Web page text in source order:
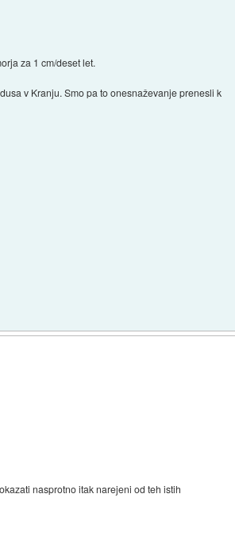
za 1 cm/deset let.
v Kranju. Smo pa to onesnaževanje prenesli k
nasprotno itak narejeni od teh istih